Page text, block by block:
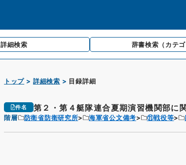
詳細検索 辞書検索 （カテゴ
トップ 詳細検索 目録詳細
件名 第２・第４艇隊連合夏期演習機関部に
階層 防衛省防衛研究所 海軍省公文備考 ⑪戦役等